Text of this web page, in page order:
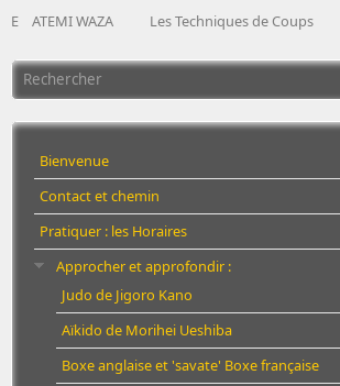
E ATEMI WAZA Les Techniques de Coups
Formulaire de recherche
Bienvenue
Contact et chemin
Pratiquer : les Horaires
Approcher et approfondir :
Judo de Jigoro Kano
Aïkido de Morihei Ueshiba
Boxe anglaise et 'savate' Boxe française